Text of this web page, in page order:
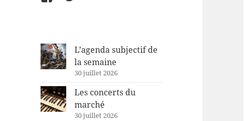
L’agenda subjectif de
la semaine
30 juillet 2026
Les concerts du
marché
30 juillet 2026